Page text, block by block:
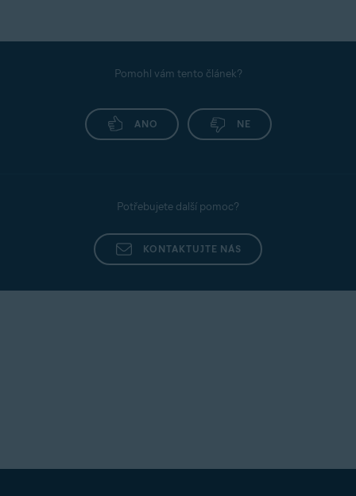
Pomohl vám tento článek?
ANO NE
Potřebujete další pomoc?
KONTAKTUJTE NÁS